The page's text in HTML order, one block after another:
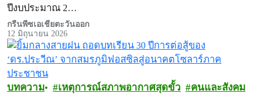
ปีงบประมาณ 2…
กรีนพีซเอเชียตะวันออก
12 มิถุนายน 2026
บทความ เหตุการณ์สภาพอากาศสุดขั้ว คนและสังคม